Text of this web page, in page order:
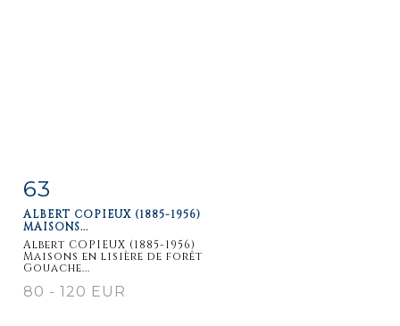
Item detail
63
ALBERT COPIEUX (1885-1956)
MAISONS...
Albert COPIEUX (1885-1956)
Maisons en lisière de forêt
Gouache...
80 - 120 EUR